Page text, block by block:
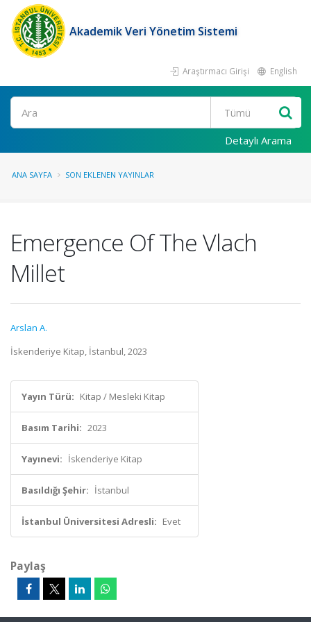
Akademik Veri Yönetim Sistemi
Araştırmacı Girişi English
Ara
Detaylı Arama
ANA SAYFA SON EKLENEN YAYINLAR
Emergence Of The Vlach
Millet
Arslan A.
İskenderiye Kitap, İstanbul, 2023
Yayın Türü: Kitap / Mesleki Kitap
Basım Tarihi: 2023
Yayınevi: İskenderiye Kitap
Basıldığı Şehir: İstanbul
İstanbul Üniversitesi Adresli: Evet
Paylaş